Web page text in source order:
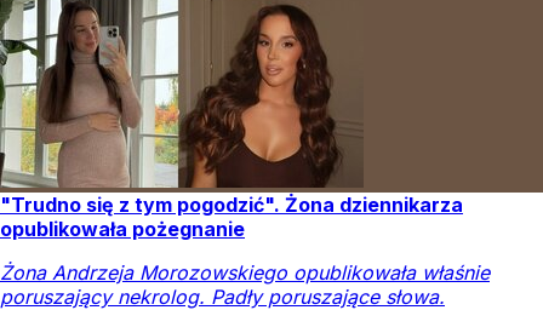
"Trudno się z tym pogodzić". Żona dziennikarza
opublikowała pożegnanie
Żona Andrzeja Morozowskiego opublikowała właśnie
poruszający nekrolog. Padły poruszające słowa.